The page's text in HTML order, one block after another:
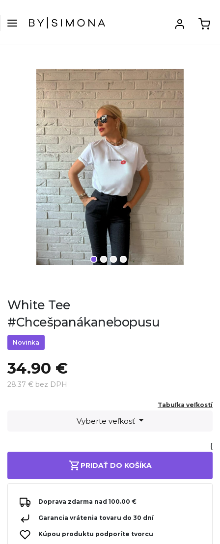
White Tee
#Chcešpanákanebopusu
Novinka
34.90 €
28.37 € bez DPH
Tabuľka veľkostí
Vyberte veľkosť
{
PRIDAŤ DO KOŠÍKA
Doprava zdarma nad 100.00 €
Garancia vrátenia tovaru do 30 dní
Kúpou produktu podporíte tvorcu